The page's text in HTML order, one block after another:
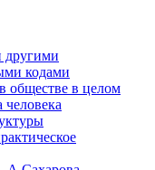
кодами
обществе в целом
человека